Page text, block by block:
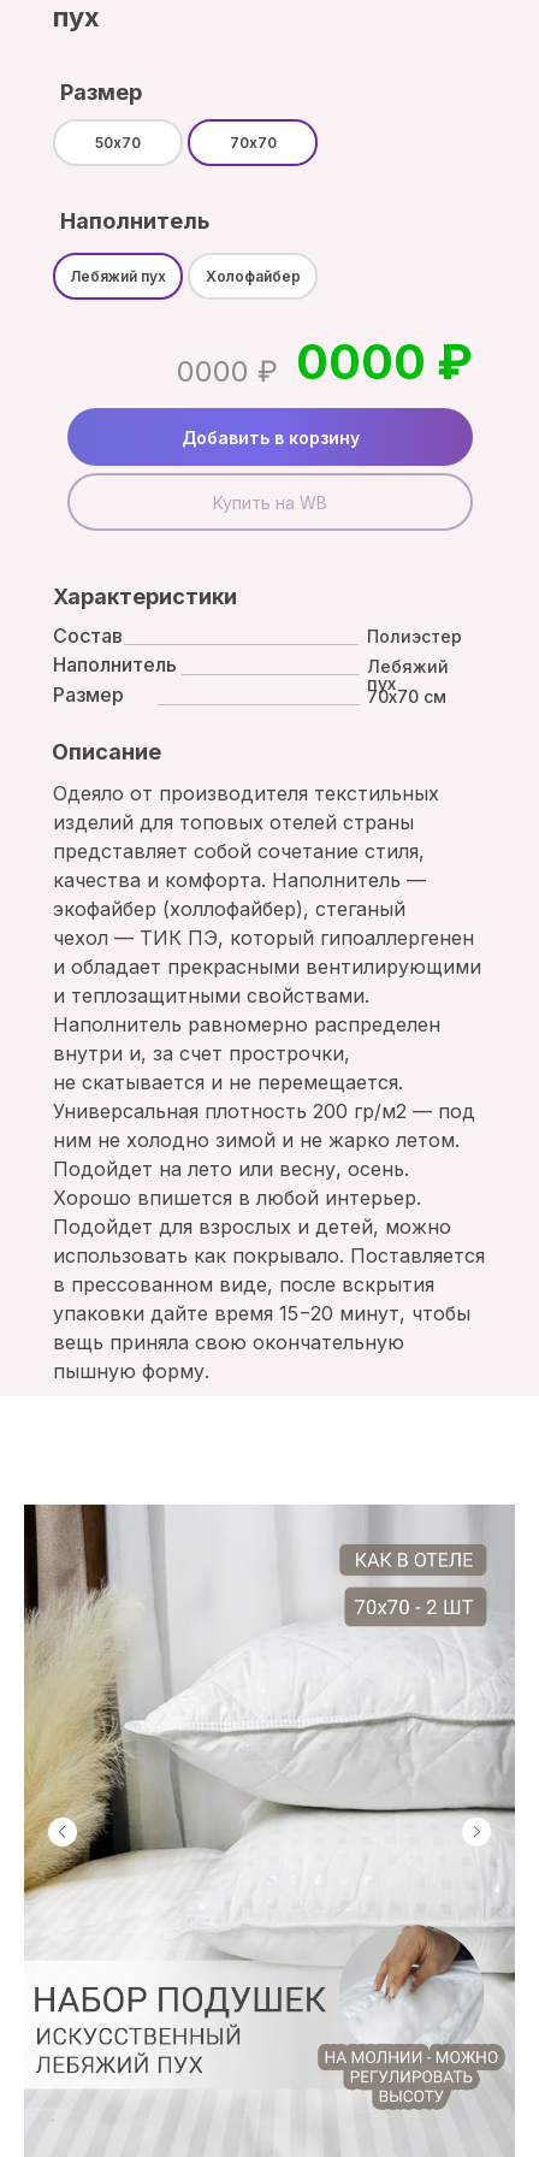
0000 ₽ 0000 ₽
пух
Холофайбер
Лебяжий пух
70х70
50х70
Одеяло от производителя текстильных
изделий для топовых отелей страны
представляет собой сочетание стиля,
качества и комфорта. Наполнитель —
экофайбер (холлофайбер), стеганый
чехол — ТИК ПЭ, который гипоаллергенен
и обладает прекрасными вентилирующими
и теплозащитными свойствами.
Наполнитель равномерно распределен
внутри и, за счет прострочки,
не скатывается и не перемещается.
Универсальная плотность 200 гр/м2 — под
ним не холодно зимой и не жарко летом.
Подойдет на лето или весну, осень.
Хорошо впишется в любой интерьер.
Подойдет для взрослых и детей, можно
использовать как покрывало. Поставляется
в прессованном виде, после вскрытия
упаковки дайте время 15−20 минут, чтобы
вещь приняла свою окончательную
пышную форму.
Характеристики
Описание
Наполнитель
Размер
Добавить в корзину
Купить на WB
Лебяжий
пух
Наполнитель
70х70 см
Размер
Полиэстер
Состав